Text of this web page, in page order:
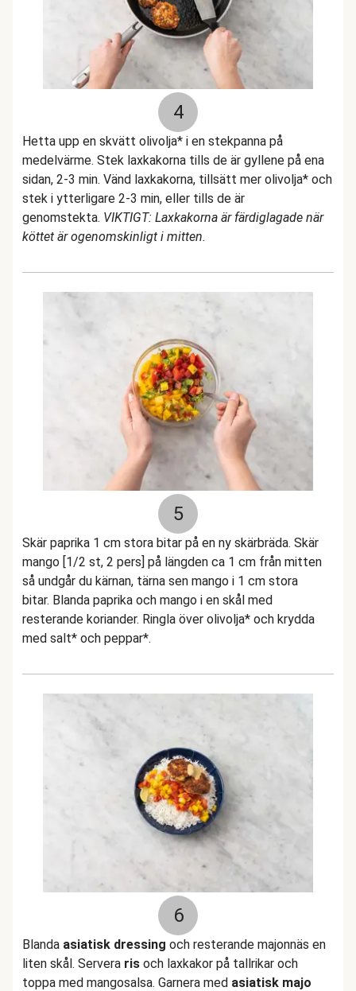
4
Hetta upp en skvätt olivolja* i en stekpanna på
medelvärme. Stek laxkakorna tills de är gyllene på ena
sidan, 2-3 min. Vänd laxkakorna, tillsätt mer olivolja* och
stek i ytterligare 2-3 min, eller tills de är
genomstekta. VIKTIGT: Laxkakorna är färdiglagade när
köttet är ogenomskinligt i mitten.
5
Skär paprika 1 cm stora bitar på en ny skärbräda. Skär
mango [1/2 st, 2 pers] på längden ca 1 cm från mitten
så undgår du kärnan, tärna sen mango i 1 cm stora
bitar. Blanda paprika och mango i en skål med
resterande koriander. Ringla över olivolja* och krydda
med salt* och peppar*.
6
Blanda asiatisk dressing och resterande majonnäs en
liten skål. Servera ris och laxkakor på tallrikar och
toppa med mangosalsa. Garnera med asiatisk majo